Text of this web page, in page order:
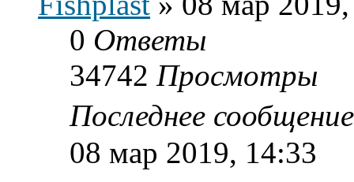
0 Ответы
34742 Просмотры
Последнее
08 мар 2019, 14:33